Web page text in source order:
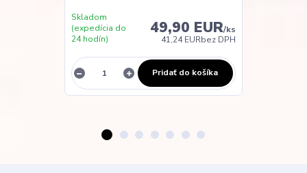
49,90 EUR/ks
41,24 EURbez DPH
Skladom
(expedícia do
24 hodín)
Pridať do košíka